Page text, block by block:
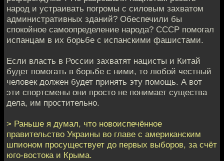
народ и устраивать погромы с силовым захватом
административных зданий? Обеспечили бы
спокойное самоопределение народа? СССР помогал
испанцам в их борьбе с испанскими фашистами.
Если власть в России захватят нацисты и Китай
будет помогать в борьбе с ними, то любой честный
человек должен будет принять эту помощь. А вот
эти спортсмены они просто не понимает существа
дела, им простительно.
> Раньше я думал, что новоиспечённое
правительство Украины во главе с американским
шпионом просуществует до первых выборов, за счёт
юго-востока и Крыма.